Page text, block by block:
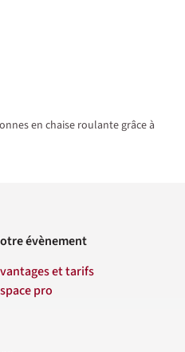
en chaise roulante grâce à
évènement
et tarifs
pro